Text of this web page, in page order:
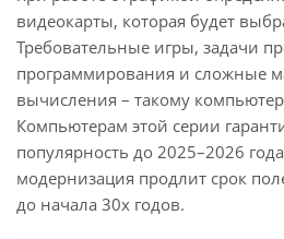
видеокарты, которая будет
Требовательные игры, задачи
программирования и сложные
вычисления – такому
Компьютерам этой серии
популярность до 2025–2026
модернизация продлит срок
до начала 30х годов.